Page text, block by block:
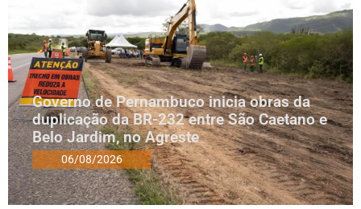
Governo de Pernambuco inicia obras da
duplicação da BR-232 entre São Caetano e
Belo Jardim, no Agreste
06/08/2026